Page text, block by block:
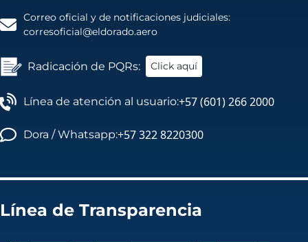
Correo oficial y de notificaciones judiciales:
corresoficial@eldorado.aero
Radicación de PQRs: Click aquí
Línea de atención al usuario:+57 (601) 266 2000
Dora / Whatsapp:+57 322 8220300
Línea de Transparencia